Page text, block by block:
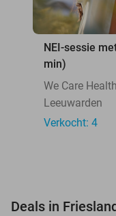
NEI-sessie
min)
We Care
Leeuwarden
Verkocht: 4
Deals in